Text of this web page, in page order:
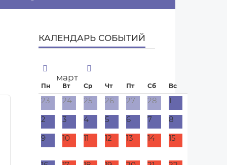
КАЛЕНДАРЬ СОБЫТИЙ
март
Пн Вт Ср Чт Пт Сб Вс
23 24 25 26 27 28 1
2 3 4 5 6 7 8
9 10 11 12 13 14 15